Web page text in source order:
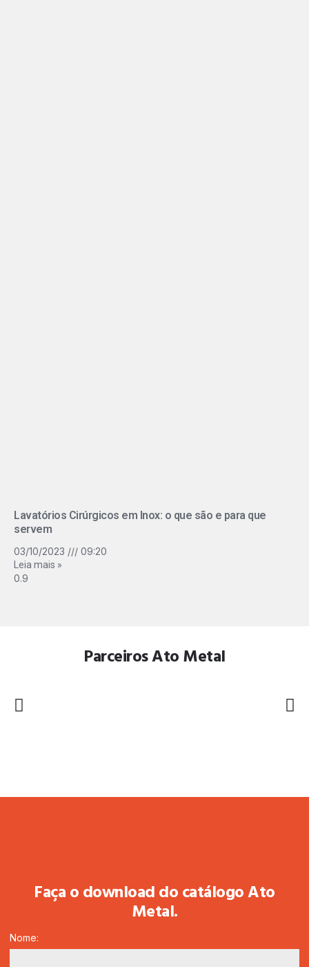
Lavatórios Cirúrgicos em Inox: o que são e para que
servem
03/10/2023 09:20
Leia mais »
Parceiros Ato Metal
Faça o download do catálogo Ato
Metal.
Nome: